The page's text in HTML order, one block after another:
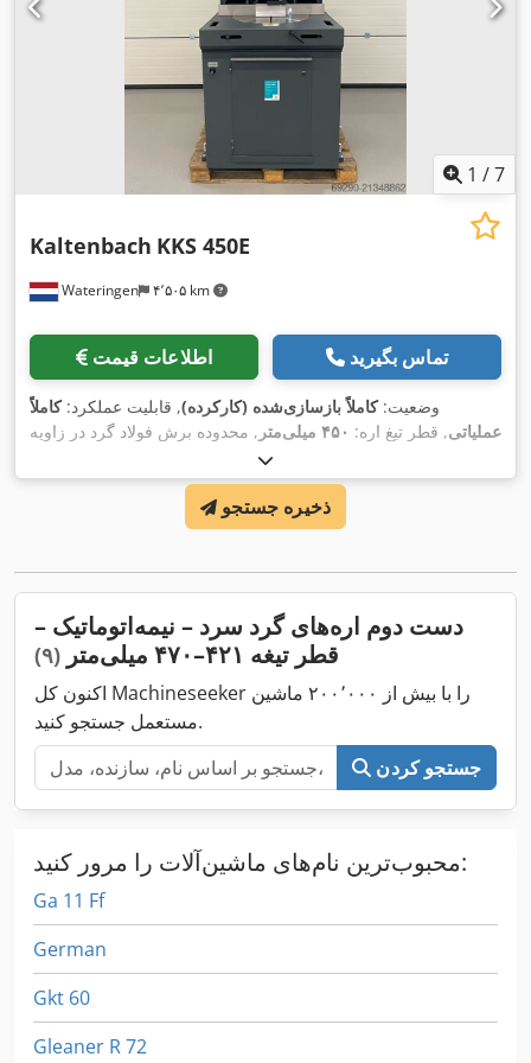
1 /7
Wateringen ۴٬۵۰۵ km
Kaltenbach KKS 450E
اطلاعات قیمت تماس بگیرید
وضعیت:کاملاً بازسازی‌شده (کارکرده), قابلیت عملکرد:کاملاً
عملیاتی, قطر تیغ اره: ۴۵۰ میلی‌متر
, محدوده برش فولاد گرد در زاویه
ذخیره جستجو
دست دوم اره‌های گرد سرد – نیمه‌اتوماتیک –
قطر تیغه ۴۲۱–۴۷۰ میلی‌متر
(۹)
اکنون کل Machineseeker را با بیش از ۲۰۰٬۰۰۰ ماشین
مستعمل جستجو کنید.
جستجو کردن
محبوب‌ترین نام‌های ماشین‌آلات را مرور کنید:
Ga 11 Ff
German
Gkt 60
Gleaner R 72